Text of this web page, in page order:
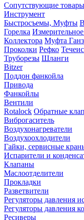
Сопутствующие товары
Инструмент
Быстросъемы, Муфты
Горелка
Коллектора Муфта
Проколки Рефко
Труборезы Шланги
Bitzer
Поддон фанкойла
Привода
Фанкойлы
Вентили
Rotalock Обратные
Виброгаситель
Воздухонагреватели
Воздухоохлодители
Гайки, сервисные
Испарители и
Клапаны
Маслоотделители
Прокладки
Разветвители
Регуляторы давления
Регуляторы давления
Ресиверы